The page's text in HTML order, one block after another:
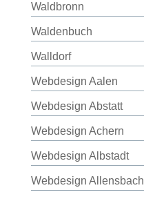
Waldbronn
Waldenbuch
Walldorf
Webdesign Aalen
Webdesign Abstatt
Webdesign Achern
Webdesign Albstadt
Webdesign Allensbach